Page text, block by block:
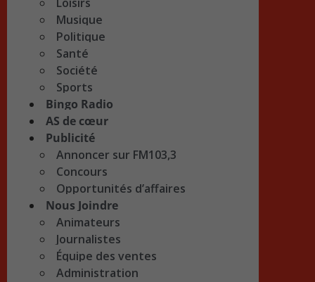
Musique
Politique
Santé
Société
Sports
Bingo Radio
AS de cœur
Publicité
Annoncer sur FM103,3
Concours
Opportunités d’affaires
Nous Joindre
Animateurs
Journalistes
Équipe des ventes
Administration